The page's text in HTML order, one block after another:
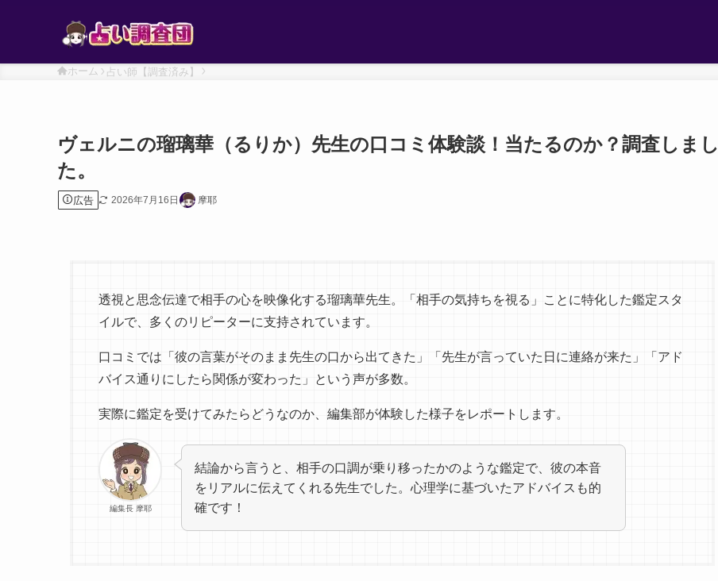
ホーム 占い師【調査済み】
ヴェルニの瑠璃華（るりか）先生の口コミ体験談！当たるのか？調査しまし
た。
広告 2026年7月16日 摩耶
透視と思念伝達で相手の心を映像化する瑠璃華先生。「相手の気持ちを視る」ことに特化した鑑定スタ
イルで、多くのリピーターに支持されています。
口コミでは「彼の言葉がそのまま先生の口から出てきた」「先生が言っていた日に連絡が来た」「アド
バイス通りにしたら関係が変わった」という声が多数。
実際に鑑定を受けてみたらどうなのか、編集部が体験した様子をレポートします。
編集長 摩耶
結論から言うと、相手の口調が乗り移ったかのような鑑定で、彼の本音
をリアルに伝えてくれる先生でした。心理学に基づいたアドバイスも的
確です！